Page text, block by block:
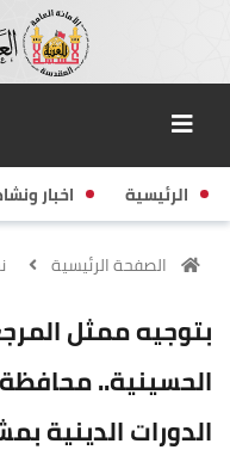
الرئيسية اخبار
الصفحة الرئيسية
بتوجيه ممثل
الحسينية..